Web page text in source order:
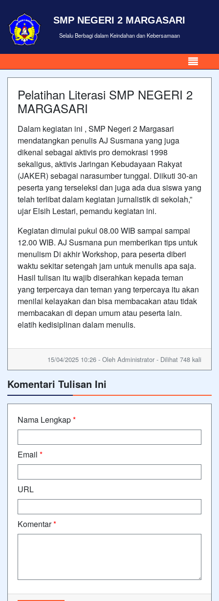
SMP NEGERI 2 MARGASARI
Selalu Berbagi dalam Keindahan dan Kebersamaan
Pelatihan Literasi SMP NEGERI 2
MARGASARI
Dalam kegiatan ini , SMP Negeri 2 Margasari
mendatangkan penulis AJ Susmana yang juga
dikenal sebagai aktivis pro demokrasi 1998
sekaligus, aktivis Jaringan Kebudayaan Rakyat
(JAKER) sebagai narasumber tunggal. Diikuti 30-an
peserta yang terseleksi dan juga ada dua siswa yang
telah terlibat dalam kegiatan jurnalistik di sekolah,”
ujar Elsih Lestari, pemandu kegiatan ini.
Kegiatan dimulai pukul 08.00 WIB sampai sampai
12.00 WIB. AJ Susmana pun memberikan tips untuk
menulism Di akhir Workshop, para peserta diberi
waktu sekitar setengah jam untuk menulis apa saja.
Hasil tulisan itu wajib diserahkan kepada teman
yang terpercaya dan teman yang terpercaya itu akan
menilai kelayakan dan bisa membacakan atau tidak
membacakan di depan umum atau peserta lain.
elatih kedisiplinan dalam menulis.
15/04/2025 10:26 - Oleh Administrator - Dilihat 748 kali
Komentari Tulisan Ini
Nama Lengkap*
Email *
URL
Komentar*